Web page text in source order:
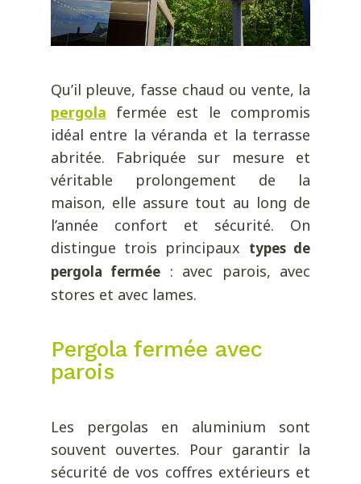
Qu’il pleuve, fasse chaud ou vente, la
pergola fermée est le compromis
idéal entre la véranda et la terrasse
abritée. Fabriquée sur mesure et
véritable prolongement de la
maison, elle assure tout au long de
l’année confort et sécurité. On
distingue trois principaux types de
pergola fermée : avec parois, avec
stores et avec lames.
Pergola fermée avec
parois
Les pergolas en aluminium sont
souvent ouvertes. Pour garantir la
sécurité de vos coffres extérieurs et